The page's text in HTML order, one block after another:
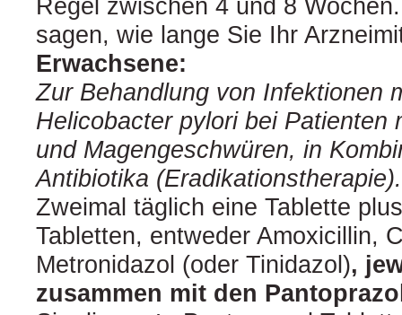
Regel zwischen 4 und 8
sagen, wie lange Sie Ihr
Erwachsene:
Zur Behandlung von Infektionen
Helicobacter pylori bei Patienten
und Magengeschwüren, in
Antibiotika (Eradikationstherapie).
Zweimal täglich eine Tablette
Tabletten, entweder Amoxicillin,
Metronidazol (oder Tinidazol),
zusammen mit den